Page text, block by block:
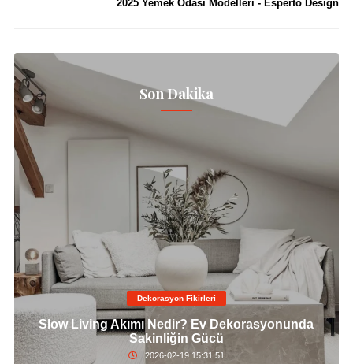
2025 Yemek Odası Modelleri - Esperto Design
Son Dakika
Dekorasyon Fikirleri
Slow Living Akımı Nedir? Ev Dekorasyonunda
Sakinliğin Gücü
2026-02-19 15:31:51